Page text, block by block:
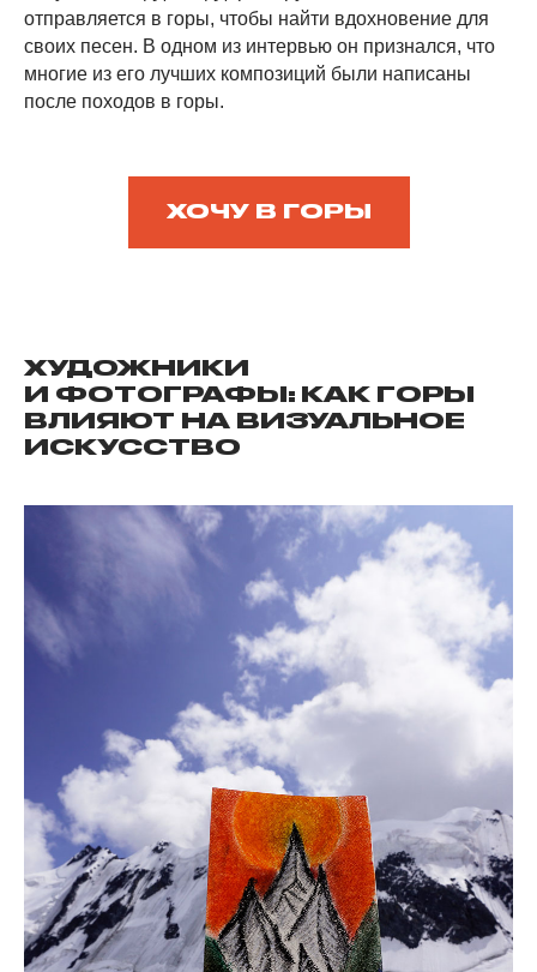
отправляется в горы, чтобы найти вдохновение для
своих песен. В одном из интервью он признался, что
многие из его лучших композиций были написаны
после походов в горы.
ХОЧУ В ГОРЫ
ХУДОЖНИКИ
И ФОТОГРАФЫ: КАК ГОРЫ
ВЛИЯЮТ НА ВИЗУАЛЬНОЕ
ИСКУССТВО